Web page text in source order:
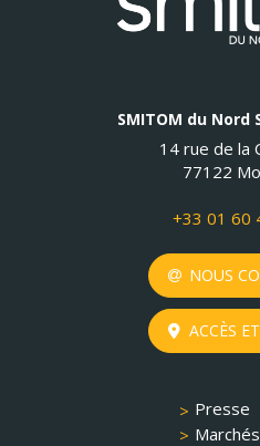
SMITOM du
14 rue de la
77122
+33 01 60
NOUS
ACCÈS
Presse